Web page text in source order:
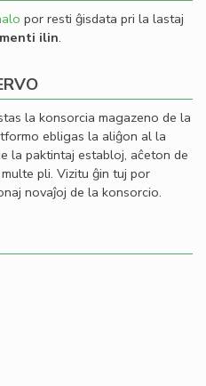
por resti ĝisdata pri la lastaj
ilin.
la konsorcia magazeno de la
ebligas la aliĝon al la
la paktintaj establoj, aĉeton de
pli. Vizitu ĝin tuj por
novaĵoj de la konsorcio.